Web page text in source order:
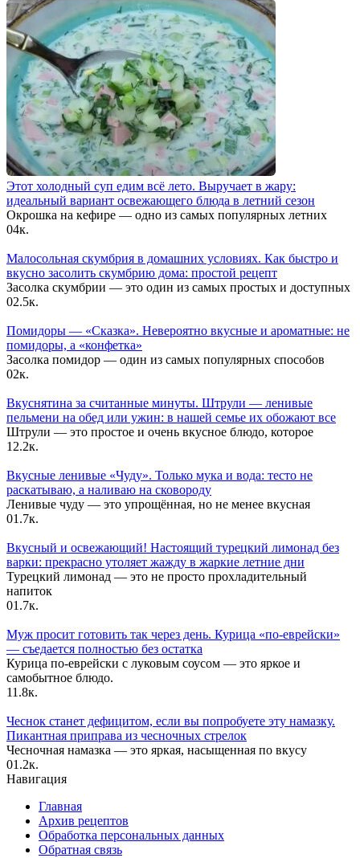
Этот холодный суп едим всё лето. Выручает в жару:
идеальный вариант освежающего блюда в летний сезон
Окрошка на кефире — одно из самых популярных летних
04к.
Малосольная скумбрия в домашних условиях. Как быстро и
вкусно засолить скумбрию дома: простой рецепт
Засолка скумбрии — это один из самых простых и доступных
02.5к.
Помидоры — «Сказка». Невероятно вкусные и ароматные: не
помидоры, а «конфетка»
Засолка помидор — один из самых популярных способов
02к.
Вкуснятина за считанные минуты. Штрули — ленивые
пельмени на обед или ужин: в нашей семье их обожают все
Штрули — это простое и очень вкусное блюдо, которое
1 2.2к.
Вкусные ленивые «Чуду». Только мука и вода: тесто не
раскатываю, а наливаю на сковороду
Ленивые чуду — это упрощённая, но не менее вкусная
01.7к.
Вкусный и освежающий! Настоящий турецкий лимонад без
варки: прекрасно утоляет жажду в жаркие летние дни
Турецкий лимонад — это не просто прохладительный
напиток
01.7к.
Муж просит готовить так через день. Курица «по-еврейски»
— съедается полностью без остатка
Курица по-еврейски с луковым соусом — это яркое и
самобытное блюдо.
11.8к.
Чеснок станет дефицитом, если вы попробуете эту намазку.
Пикантная приправа из чесночных стрелок
Чесночная намазка — это яркая, насыщенная по вкусу
01.2к.
Навигация
Главная
Архив рецептов
Обработка персональных данных
Обратная связь